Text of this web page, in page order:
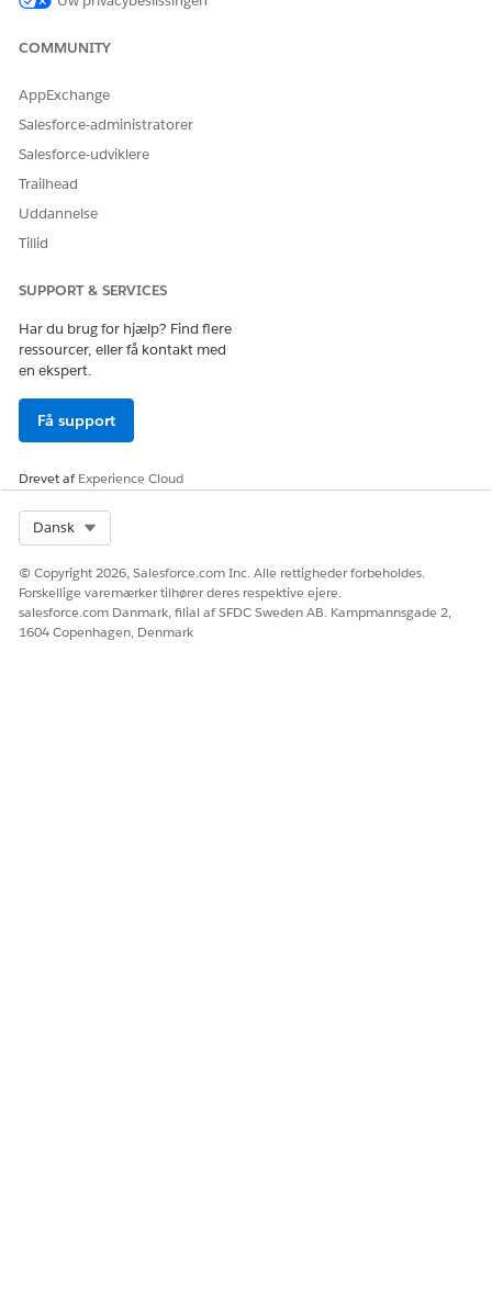
COMMUNITY
AppExchange
Salesforce-administratorer
Salesforce-udviklere
Trailhead
Uddannelse
Tillid
SUPPORT & SERVICES
Har du brug for hjælp? Find flere
ressourcer, eller få kontakt med
en ekspert.
Få support
Drevet afExperience Cloud
Dansk
© Copyright 2026, Salesforce.com Inc. Alle rettigheder forbeholdes.
Forskellige varemærker tilhører deres respektive ejere.
salesforce.com Danmark, filial af SFDC Sweden AB. Kampmannsgade 2,
1604 Copenhagen, Denmark